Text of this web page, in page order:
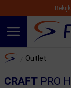
Home Outlet
CRAFTPRO